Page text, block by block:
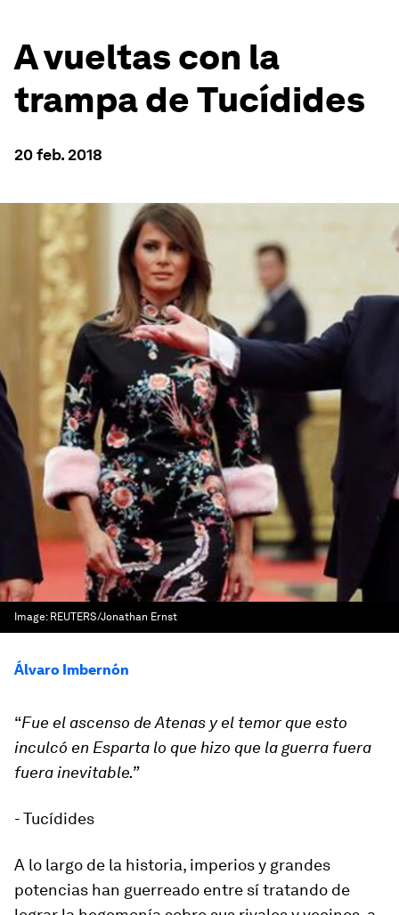
A vueltas con la
trampa de Tucídides
20 feb. 2018
Image: REUTERS/Jonathan Ernst
Álvaro Imbernón
“Fue el ascenso de Atenas y el temor que esto
inculcó en Esparta lo que hizo que la guerra fuera
fuera inevitable.”
- Tucídides
A lo largo de la historia, imperios y grandes
potencias han guerreado entre sí tratando de